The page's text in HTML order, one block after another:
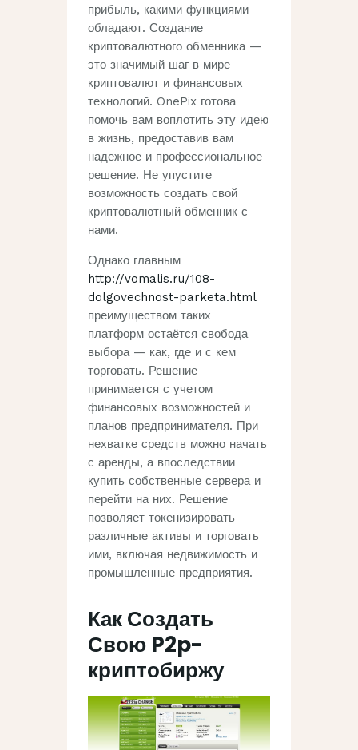
прибыль, какими функциями
обладают. Создание
криптовалютного обменника —
это значимый шаг в мире
криптовалют и финансовых
технологий. OnePix готова
помочь вам воплотить эту идею
в жизнь, предоставив вам
надежное и профессиональное
решение. Не упустите
возможность создать свой
криптовалютный обменник с
нами.
Однако главным
http://vomalis.ru/108-
dolgovechnost-parketa.html
преимуществом таких
платформ остаётся свобода
выбора — как, где и с кем
торговать. Решение
принимается с учетом
финансовых возможностей и
планов предпринимателя. При
нехватке средств можно начать
с аренды, а впоследствии
купить собственные сервера и
перейти на них. Решение
позволяет токенизировать
различные активы и торговать
ими, включая недвижимость и
промышленные предприятия.
Как Создать
Свою P2p-
криптобиржу